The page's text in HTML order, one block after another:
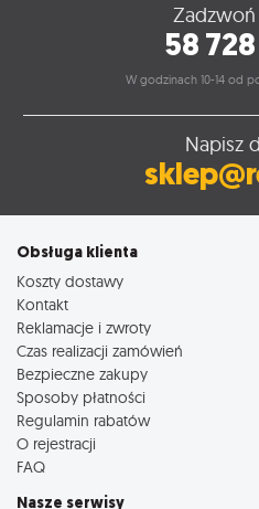
58
W godzinach 10-14 od
Napisz
Obsługa klienta
Koszty dostawy
Kontakt
Reklamacje i zwroty
Czas realizacji zamówień
Bezpieczne zakupy
Sposoby płatności
Regulamin rabatów
O rejestracji
FAQ
Nasze serwisy